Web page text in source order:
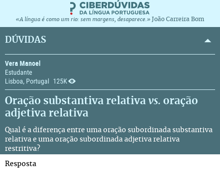
«A língua é como um rio: sem margens, desaparece.» João Carreira Bom
DÚVIDAS
Vera Manoel
Estudante
Lisboa, Portugal
125K
Oração substantiva relativa vs. oração
adjetiva relativa
Qual é a diferença entre uma oração subordinada substantiva
relativa e uma oração subordinada adjetiva relativa
restritiva?
Resposta